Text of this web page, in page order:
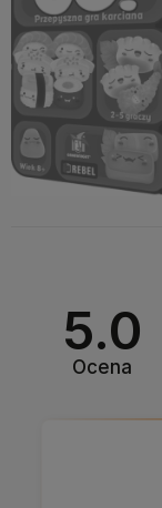
5.0
Ocena